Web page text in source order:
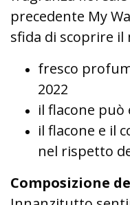
precedente My
sfida di scoprire il
fresco
2022
il flacone
il flacone e il
nel rispetto
Composizione